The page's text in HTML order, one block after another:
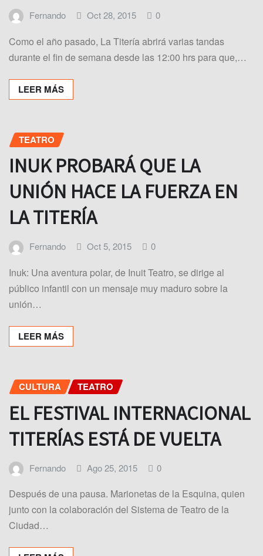
Fernando Oct 28, 2015 0
Como el año pasado, La Titería abrirá varias tandas
durante el fin de semana desde las 12:00 hrs para que,…
LEER MÁS
TEATRO
INUK PROBARÁ QUE LA
UNIÓN HACE LA FUERZA EN
LA TITERÍA
Fernando Oct 5, 2015 0
Inuk: Una aventura polar, de Inuit Teatro, se dirige al
público infantil con un mensaje muy maduro sobre la
unión…
LEER MÁS
CULTURA TEATRO
EL FESTIVAL INTERNACIONAL
TITERÍAS ESTÁ DE VUELTA
Fernando Ago 25, 2015 0
Después de una pausa. Marionetas de la Esquina, quien
junto con la colaboración del Sistema de Teatro de la
Ciudad…